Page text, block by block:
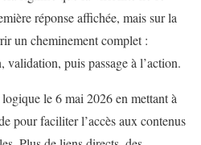
réponse affichée, mais sur la
un cheminement complet :
validation, puis passage à l’action.
le 6 mai 2026 en mettant à
pour faciliter l’accès aux contenus